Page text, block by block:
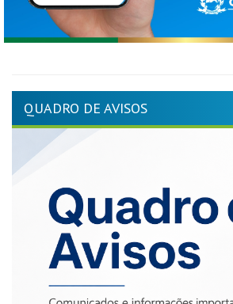
QUADRO DE AVISOS